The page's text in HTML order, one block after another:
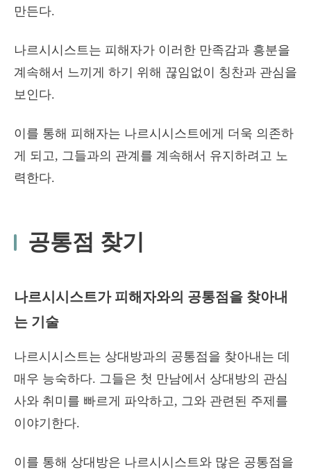
만든다.
나르시시스트는 피해자가 이러한 만족감과 흥분을
계속해서 느끼게 하기 위해 끊임없이 칭찬과 관심을
보인다.
이를 통해 피해자는 나르시시스트에게 더욱 의존하
게 되고, 그들과의 관계를 계속해서 유지하려고 노
력한다.
공통점 찾기
나르시시스트가 피해자와의 공통점을 찾아내
는 기술
나르시시스트는 상대방과의 공통점을 찾아내는 데
매우 능숙하다. 그들은 첫 만남에서 상대방의 관심
사와 취미를 빠르게 파악하고, 그와 관련된 주제를
이야기한다.
이를 통해 상대방은 나르시시스트와 많은 공통점을